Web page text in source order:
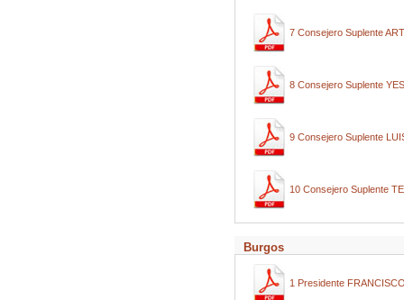
7 Consejero Suplente
8 Consejero Suplente
9 Consejero Suplente
10 Consejero Suplente
Burgos
1 Presidente